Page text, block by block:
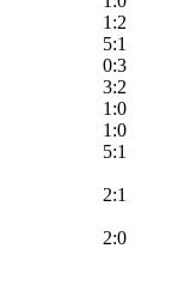
1:2
5:1
0:3
3:2
1:0
1:0
5:1
2:1
2:0